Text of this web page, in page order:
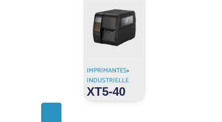
IMPRIMANTES>
INDUSTRIELLE
XT5-40